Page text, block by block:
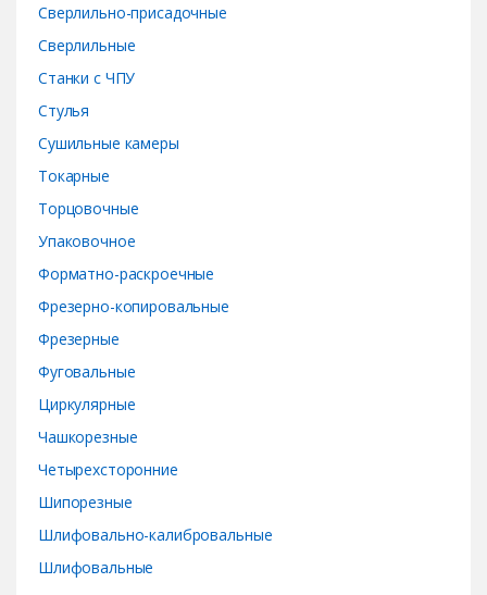
Сверлильно-присадочные
Сверлильные
Станки с ЧПУ
Стулья
Сушильные камеры
Токарные
Торцовочные
Упаковочное
Форматно-раскроечные
Фрезерно-копировальные
Фрезерные
Фуговальные
Циркулярные
Чашкорезные
Четырехсторонние
Шипорезные
Шлифовально-калибровальные
Шлифовальные